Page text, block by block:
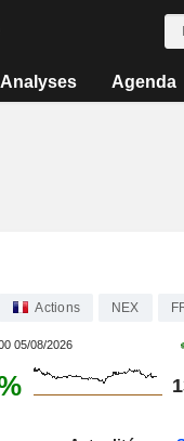
Analyses Agenda
Actions NEX
05/08/2026